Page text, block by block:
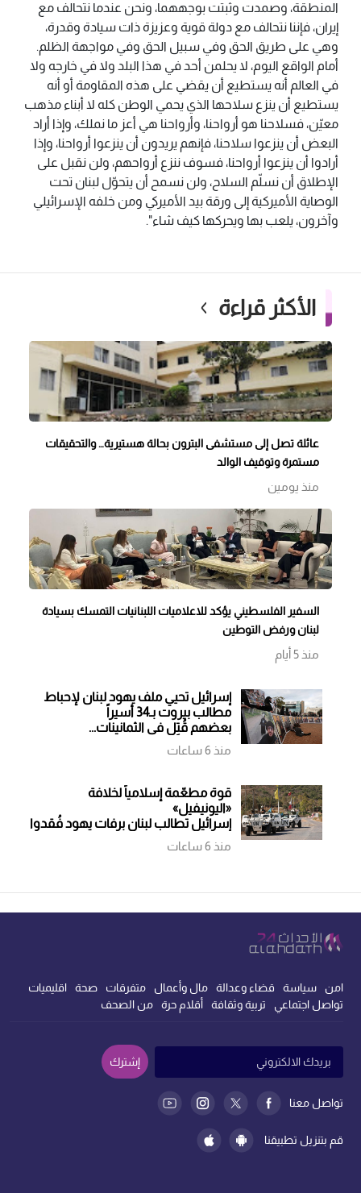
المنطقة، وصمدت وثبتت بوجههما، ونحن عندما نتحالف مع
إيران، فإننا نتحالف مع دولة قوية وعزيزة ذات سيادة وقدرة،
وهي على طريق الحق وفي سبيل الحق وفي مواجهة الظلم.
أمام الواقع اليوم، لا يحلمن أحد في هذا البلد ولا في خارجه ولا
في العالم أنه يستطيع أن يقضي على هذه المقاومة أو أنه
يستطيع أن ينزع سلاحها الذي يحمي الوطن كله لا أبناء مذهب
معيّن، فسلاحنا هو أرواحنا، وأرواحنا هي أعز ما نملك، وإذا أراد
البعض أن ينزعوا سلاحنا، فإنهم يريدون أن ينزعوا أرواحنا، وإذا
أرادوا أن ينزعوا أرواحنا، فسوف ننزع أرواحهم، ولن نقبل على
الإطلاق أن نسلّم السلاح، ولن نسمح أن يتحوّل لبنان تحت
الوصاية الأميركية إلى ورقة بيد الأميركي ومن خلفه الإسرائيلي
وآخرون، يلعب بها ويحركها كيف شاء".
الأكثر قراءة
عائلة تصل إلى مستشفى البترون بحالة هستيرية… والتحقيقات
مستمرة وتوقيف الوالد
منذ يومين
السفير الفلسطيني يؤكد للاعلاميات اللبنانيات التمسك بسيادة
لبنان ورفض التوطين
منذ 5 أيام
إسرائيل تحيي ملف يهود لبنان لإحباط
مطالب بيروت بـ34 أسيراً
بعضهم قُتِل في الثمانينات...
واستنهاضه وُصف بـ«شروط تعجيزية»
منذ 6 ساعات
قوة مطعّمة إسلامياً لخلافة
«اليونيفيل»
إسرائيل تطالب لبنان برفات يهود فُقدوا
في الحرب الأهلية
منذ 6 ساعات
امن سياسة قضاء وعدالة مال وأعمال متفرقات صحة
اقليميات
تواصل اجتماعي
تربية وثقافة أقلام حرة من الصحف
قم بتنزيل تطبيقنا
تواصل معنا
إشترك